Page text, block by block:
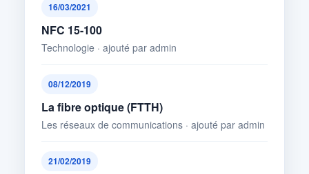
16/03/2021
NFC 15-100
Technologie · ajouté par admin
08/12/2019
La fibre optique (FTTH)
Les réseaux de communications · ajouté par admin
21/02/2019